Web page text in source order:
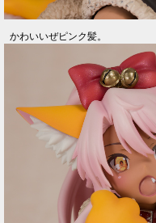
かわいいぜピンク髪。